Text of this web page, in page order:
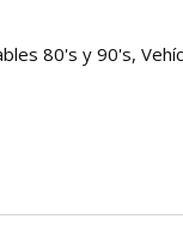
80's y 90's,